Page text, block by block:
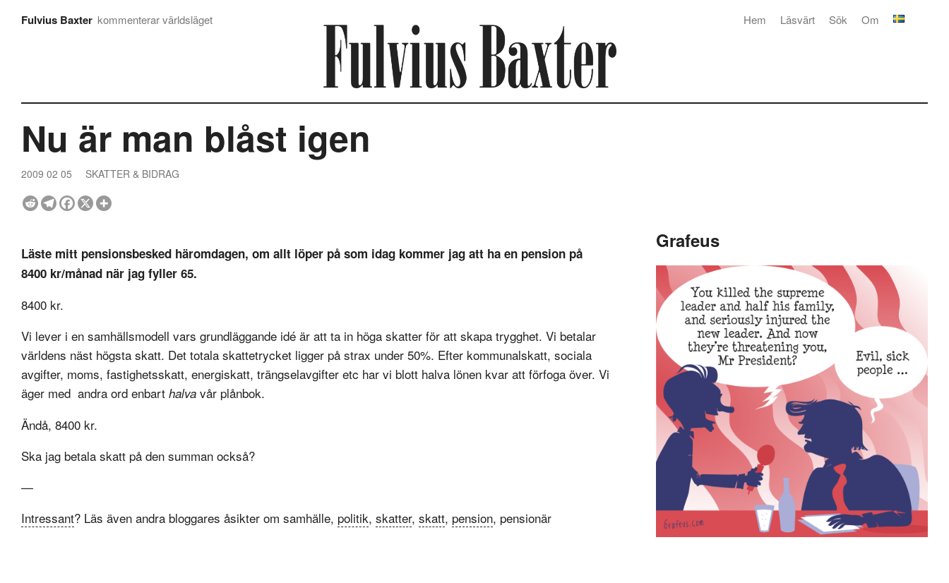
Fulvius Baxter kommenterar världsläget Om
Sök
Läsvärt
Hem
Nu är man blåst igen
2009 02 05 SKATTER & BIDRAG
Läste mitt pensionsbesked häromdagen, om allt löper på som idag kommer jag att ha en pension på
8400 kr/månad när jag fyller 65.
8400 kr.
Vi lever i en samhällsmodell vars grundläggande idé är att ta in höga skatter för att skapa trygghet. Vi betalar
världens näst högsta skatt. Det totala skattetrycket ligger på strax under 50%. Efter kommunalskatt, sociala
avgifter, moms, fastighetsskatt, energiskatt, trängselavgifter etc har vi blott halva lönen kvar att förfoga över. Vi
äger med andra ord enbart halva vår plånbok.
Ändå, 8400 kr.
Ska jag betala skatt på den summan också?
—
Intressant? Läs även andra bloggares åsikter om samhälle, politik, skatter, skatt, pension, pensionär
Grafeus